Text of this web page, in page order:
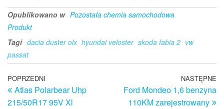
Opublikowano w Pozostała chemia samochodowa
Produkt
Tagi dacia duster olx hyundai veloster skoda fabia 2 vw
passat
Nawigacja
wpisu
Poprzedni
wpis
POPRZEDNI
Atlas Polarbear Uhp
215/50R17 95V Xl
NASTĘPNE
Ford Mondeo 1,6 benzyna
110KM zarejestrowany